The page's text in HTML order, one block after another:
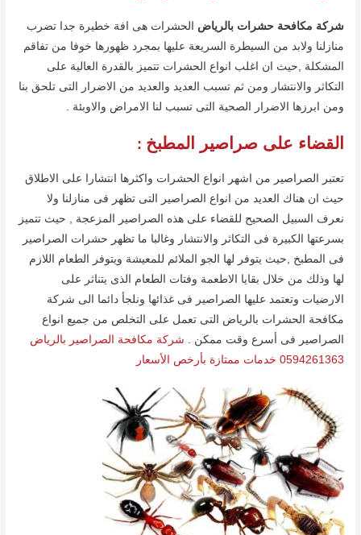
شركة مكافحة حشرات بالریاض الحشرات ھى افة خطیرة جدا تضرب
منازلنا ولابد من السیطرة السریعة علیھا بمجرد ظھورھا خوفا من تفاقم
المشكلة ,حیث ان اغلب انواع الحشرات تتمیز بالقدرة العالیة على
التكاثر والانتشار ومن ثم تسبب العدید والعدید من الاضرار التى تلحق بنا
ومن ابرزھا الاضرار الصحیة التى تسبب لنا الامراض والاوبئة .
القضاء على صراصیر المطبخ :
تعتبر الصراصیر من اشھر انواع الحشرات واكثرھا انتشارا على الاطلاق
حیث ان ھناك العدید من انواع الصراصیر التى تظھر فى منازلنا ولا
نعرف السبیل الصحیح للقضاء على ھذه الصراصیر المزعجة , حیث تتمیز
بسرعتھا الكبیرة فى التكاثر والانتشار وغالبا ما تظھر حشرات الصراصیر
فى المطبخ ,حیث یتوفر لھا الجو الملائم للمعیشة ویتوفر الطعام اللازم
لھا وذلك من خلال بقایا الاطعمة وفتات الطعام الذى یتناثر على
الارضیات وتعتمد علیھا الصراصیر فى غذائھا ونلجأ دائما الى شركة
مكافحة الحشرات بالریاض التى تعمل على التخلص من جمیع انواع
الصراصیر فى أسرع وقت ممكن . شركة مكافحة الصراصير بالرياض
0594261363 خدمات ممتازة بأرخص الأسعار